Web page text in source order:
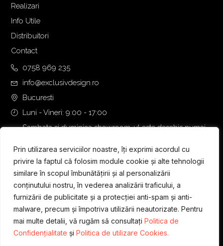
Prin utilizarea serviciilor noastre, îți exprimi acordul cu
privire la faptul că folosim module cookie și alte tehnologii
similare în scopul îmbunătățirii și al personalizării
conținutului nostru, în vederea analizării traficului, a
furnizării de publicitate și a protecției anti-spam și anti-
malware, precum și împotriva utilizării neautorizate. Pentru
mai multe detalii, vă rugăm să consultați Politica de
Confidențialitate și Politica de utilizare Cookies.
Realizari
Info Utile
Distribuitori
Contact
0758 969 235
info@exclusivdesign.ro
Bucuresti
Luni - Vineri: 9:00 - 17:00
Sambata si duminica showroom-ul este deschis numai